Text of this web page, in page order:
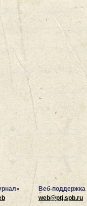
Веб-поддержка
web@ptj.spb.ru